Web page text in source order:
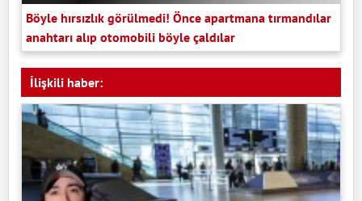
Böyle hırsızlık görülmedi! Önce apartmana tırmandılar
anahtarı alıp otomobili böyle çaldılar
İlişkili haber: